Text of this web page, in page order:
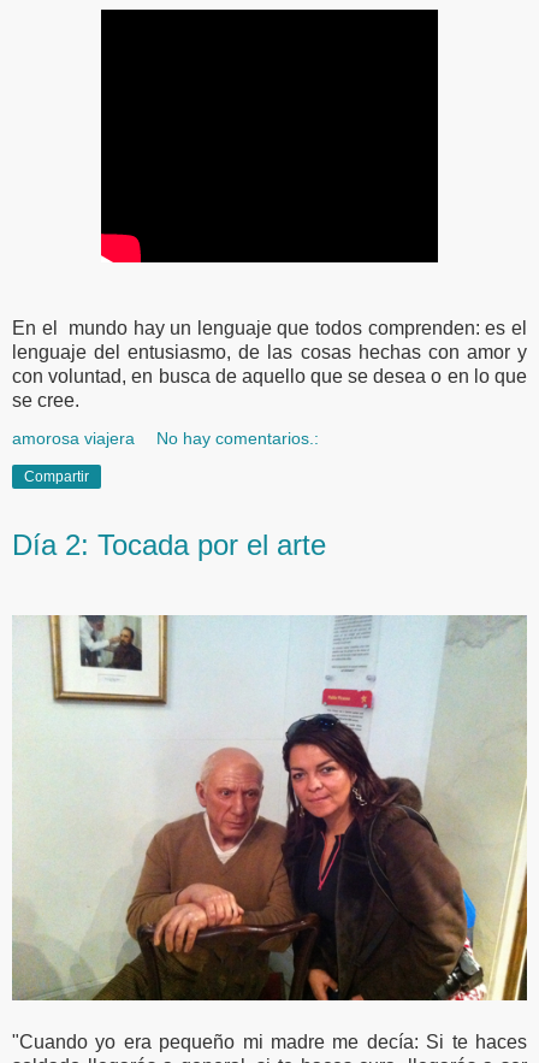
En el mundo hay un lenguaje que todos comprenden: es el
lenguaje del entusiasmo, de las cosas hechas con amor y
con voluntad, en busca de aquello que se desea o en lo que
se cree.
amorosa viajera No hay comentarios.:
Compartir
Día 2: Tocada por el arte
"Cuando yo era pequeño mi madre me decía: Si te haces